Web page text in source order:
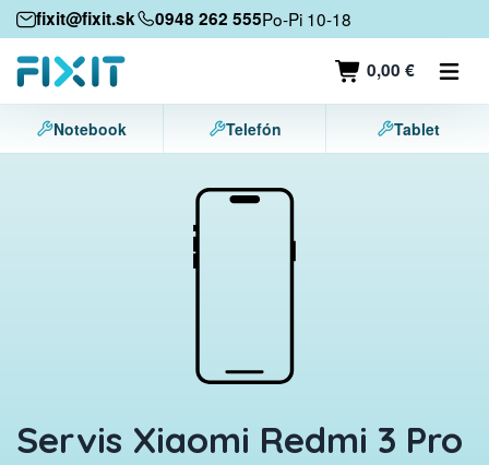
fixit@fixit.sk 0948 262 555Po-Pi 10-18
0,00 €
Mobilné zariadenia
Mobilné telefóny
Tablety
Notebook Telefón Tablet
Servis Xiaomi Redmi 3 Pro